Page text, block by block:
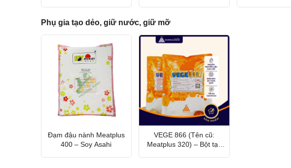
Phụ gia tạo dẻo, giữ nước, giữ mỡ
Đạm đậu nành Meatplus
400 – Soy Asahi
VEGE 866 (Tên cũ:
Meatplus 320) – Bột tạo